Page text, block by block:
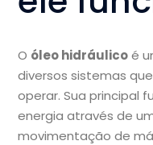
O óleo hidráulicoé
diversos sistemas
operar. Sua principal
energia através de
movimentação de